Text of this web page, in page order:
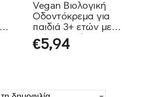
Vegan Βιολογική
Οδοντόκρεμα για
παιδιά 3+ ετών με
Γεύση Βατόμουρο
Buccotherm 50ml
€5,94